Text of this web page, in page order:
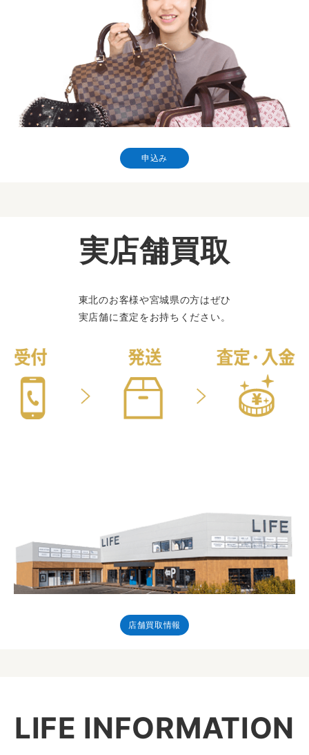
申込み
実店舗買取
東北のお客様や宮城県の方はぜひ
実店舗に査定をお持ちください。
店舗買取情報
LIFE INFORMATION